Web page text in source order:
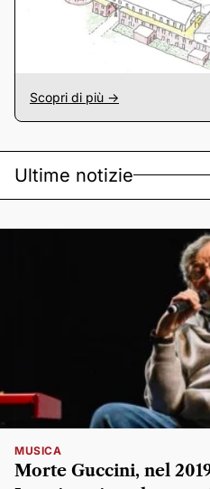
Scopri di più ->
Ultime notizie
MUSICA
Morte Guccini, nel